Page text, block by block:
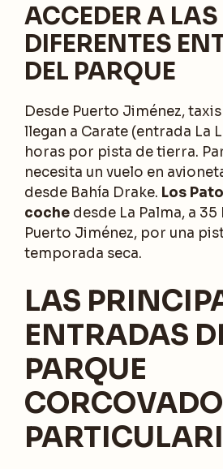
ACCEDER A LAS
DIFERENTES
DEL PARQUE
Desde Puerto Jiménez,
llegan a Carate (entrada La
horas por pista de tierra.
necesita un vuelo en
desde Bahía Drake. Los
coche desde La Palma, a
Puerto Jiménez, por una
temporada seca.
LAS
ENTRADAS
PARQUE